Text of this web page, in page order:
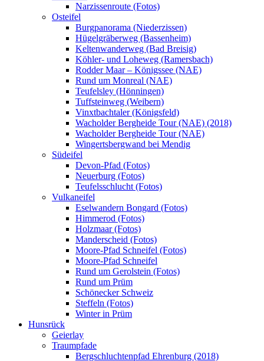
Narzissenroute (Fotos)
Osteifel
Burgpanorama (Niederzissen)
Hügelgräberweg (Bassenheim)
Keltenwanderweg (Bad Breisig)
Köhler- und Loheweg (Ramersbach)
Rodder Maar – Königssee (NAE)
Rund um Monreal (NAE)
Teufelsley (Hönningen)
Tuffsteinweg (Weibern)
Vinxtbachtaler (Königsfeld)
Wacholder Bergheide Tour (NAE) (2018)
Wacholder Bergheide Tour (NAE)
Wingertsbergwand bei Mendig
Südeifel
Devon-Pfad (Fotos)
Neuerburg (Fotos)
Teufelsschlucht (Fotos)
Vulkaneifel
Eselwandern Bongard (Fotos)
Himmerod (Fotos)
Holzmaar (Fotos)
Manderscheid (Fotos)
Moore-Pfad Schneifel (Fotos)
Moore-Pfad Schneifel
Rund um Gerolstein (Fotos)
Rund um Prüm
Schönecker Schweiz
Steffeln (Fotos)
Winter in Prüm
Hunsrück
Geierlay
Traumpfade
Bergschluchtenpfad Ehrenburg (2018)